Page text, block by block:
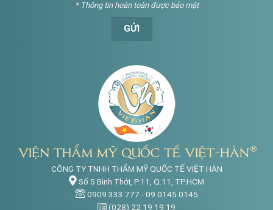
* Thông tin hoàn toàn được bảo mật
CÔNG TY TNHH THẨM MỸ QUỐC TẾ VIỆT HÀN
Số 5 Bình Thới, P.11, Q.11, TP.HCM
0909 333 777 -09 0145 0145
(028) 22 19 19 19